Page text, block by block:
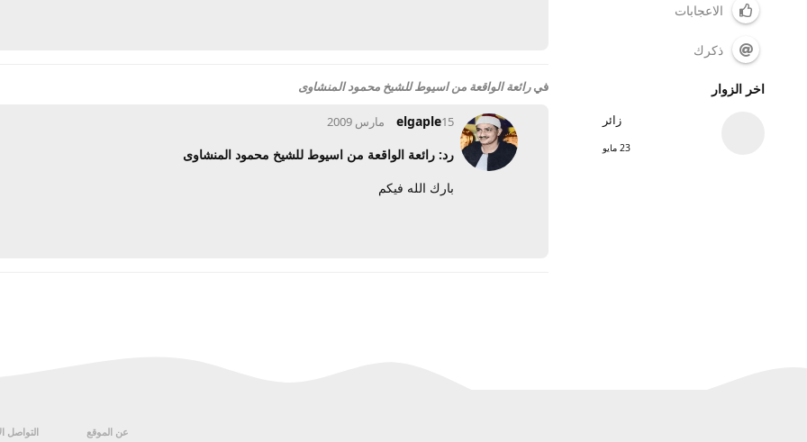
الاعجابات
ذكرك
اخر الزوار
زائر
23 مايو
فيرائعة الواقعة من اسيوط للشيخ محمود المنشاوى
elgaple15 مارس 2009
رد: رائعة الواقعة من اسيوط للشيخ محمود المنشاوى
بارك الله فيكم
عن الموقع التواصل